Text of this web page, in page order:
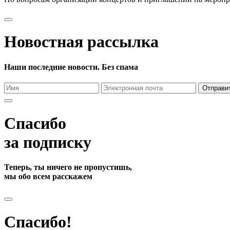
Новостная рассылка
Наши последние новости. Без спама
Спасибо
за подписку
Теперь, ты ничего не пропустишь,
мы обо всем расскажем
Спасибо!